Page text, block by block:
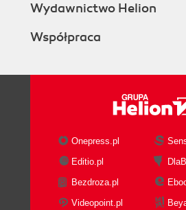
Wydawnictwo Helion
Współpraca
Onepress.pl
Editio.pl
Bezdroza.pl
Videopoint.pl